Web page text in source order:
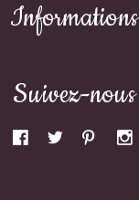
Informations
Suivez-nous